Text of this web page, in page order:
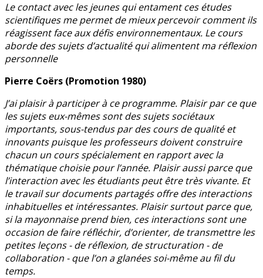
Le contact avec les jeunes qui entament ces études
scientifiques me permet de mieux percevoir comment ils
réagissent face aux défis environnementaux. Le cours
aborde des sujets d’actualité qui alimentent ma réflexion
personnelle
Pierre Coërs (Promotion 1980)
J’ai plaisir à participer à ce programme. Plaisir par ce que
les sujets eux-mêmes sont des sujets sociétaux
importants, sous-tendus par des cours de qualité et
innovants puisque les professeurs doivent construire
chacun un cours spécialement en rapport avec la
thématique choisie pour l’année. Plaisir aussi parce que
l’interaction avec les étudiants peut être très vivante. Et
le travail sur documents partagés offre des interactions
inhabituelles et intéressantes. Plaisir surtout parce que,
si la mayonnaise prend bien, ces interactions sont une
occasion de faire réfléchir, d’orienter, de transmettre les
petites leçons - de réflexion, de structuration - de
collaboration - que l’on a glanées soi-même au fil du
temps.